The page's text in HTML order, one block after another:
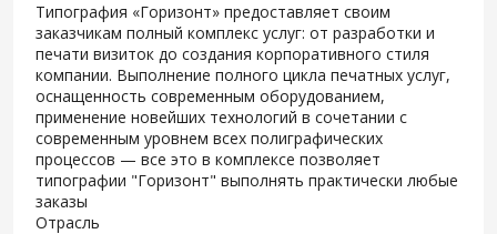
Типография «Горизонт» предоставляет своим
заказчикам полный комплекс услуг: от разработки и
печати визиток до создания корпоративного стиля
компании. Выполнение полного цикла печатных услуг,
оснащенность современным оборудованием,
применение новейших технологий в сочетании с
современным уровнем всех полиграфических
процессов — все это в комплексе позволяет
типографии "Горизонт" выполнять практически любые
заказы
Отрасль